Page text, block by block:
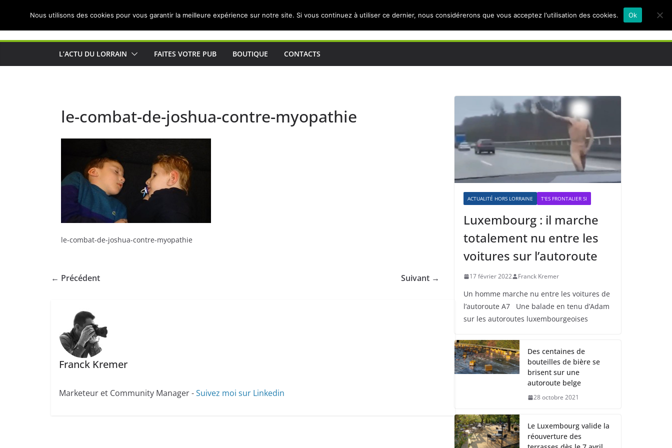
Actualités de Lorraine pour les Lorrains
L’ACTU DU LORRAIN FAITES VOTRE PUB BOUTIQUE CONTACTS
le-combat-de-joshua-contre-myopathie
le-combat-de-joshua-contre-myopathie
← Précédent Suivant →
Franck Kremer
Marketeur et Community Manager -Suivez moi sur Linkedin
ACTUALITÉ HORS LORRAINE T'ES FRONTALIER SI
Luxembourg : il marche
totalement nu entre les
voitures sur l’autoroute
17 février 2022 Franck Kremer
Un homme marche nu entre les voitures de
l’autoroute A7 Une balade en tenu d’Adam
sur les autoroutes luxembourgeoises
Des centaines de
bouteilles de bière se
brisent sur une
autoroute belge
28 octobre 2021
Le Luxembourg valide la
réouverture des
Nous utilisons des cookies pour vous garantir la meilleure expérience sur notre site. Si vous continuez à utiliser ce dernier, nous considérerons que vous acceptez l'utilisation des cookies. Ok